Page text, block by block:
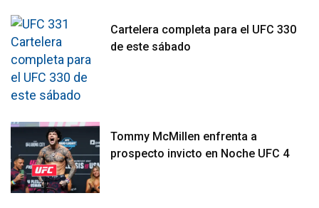
Cartelera completa para el UFC 330
de este sábado
Tommy McMillen enfrenta a
prospecto invicto en Noche UFC 4